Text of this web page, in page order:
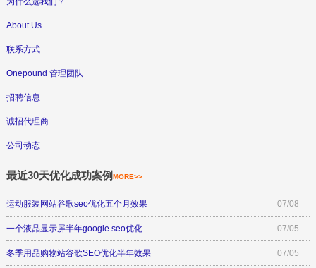
About Us
联系方式
Onepound 管理团队
招聘信息
诚招代理商
公司动态
最近30天优化成功案例 MORE>>
运动服装网站谷歌seo优化五个月效果 07/08
一个液晶显示屏半年google seo优化… 07/05
冬季用品购物站谷歌SEO优化半年效果 07/05